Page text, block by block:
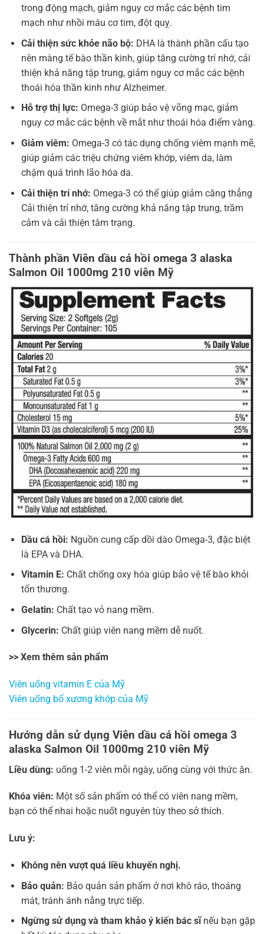
trong động mạch, giảm nguy cơ mắc các bệnh tim
mạch như nhồi máu cơ tim, đột quỵ.
Cải thiện sức khỏe não bộ: DHA là thành phần cấu tạo
nên màng tế bào thần kinh, giúp tăng cường trí nhớ, cải
thiện khả năng tập trung, giảm nguy cơ mắc các bệnh
thoái hóa thần kinh như Alzheimer.
Hỗ trợ thị lực: Omega-3 giúp bảo vệ võng mạc, giảm
nguy cơ mắc các bệnh về mắt như thoái hóa điểm vàng.
Giảm viêm: Omega-3 có tác dụng chống viêm mạnh mẽ,
giúp giảm các triệu chứng viêm khớp, viêm da, làm
chậm quá trình lão hóa da.
Cải thiện trí nhớ: Omega-3 có thể giúp giảm căng thẳng
Cải thiện trí nhớ, tăng cường khả năng tập trung, trầm
cảm và cải thiện tâm trạng.
Thành phần Viên dầu cá hồi omega 3 alaska
Salmon Oil 1000mg 210 viên Mỹ
Dầu cá hồi: Nguồn cung cấp dồi dào Omega-3, đặc biệt
là EPA và DHA.
Vitamin E: Chất chống oxy hóa giúp bảo vệ tế bào khỏi
tổn thương.
Gelatin: Chất tạo vỏ nang mềm.
Glycerin: Chất giúp viên nang mềm dễ nuốt.
>> Xem thêm sản phẩm
Viên uống vitamin E của Mỹ
Viên uống bổ xương khớp của Mỹ
Hướng dẫn sử dụng Viên dầu cá hồi omega 3
alaska Salmon Oil 1000mg 210 viên Mỹ
Liều dùng: uống 1-2 viên mỗi ngày, uống cùng với thức ăn.
Khóa viên: Một số sản phẩm có thể có viên nang mềm,
bạn có thể nhai hoặc nuốt nguyên tùy theo sở thích.
Lưu ý:
Không nên vượt quá liều khuyến nghị.
Bảo quản: Bảo quản sản phẩm ở nơi khô ráo, thoáng
mát, tránh ánh nắng trực tiếp.
Ngừng sử dụng và tham khảo ý kiến bác sĩnếu bạn gặp